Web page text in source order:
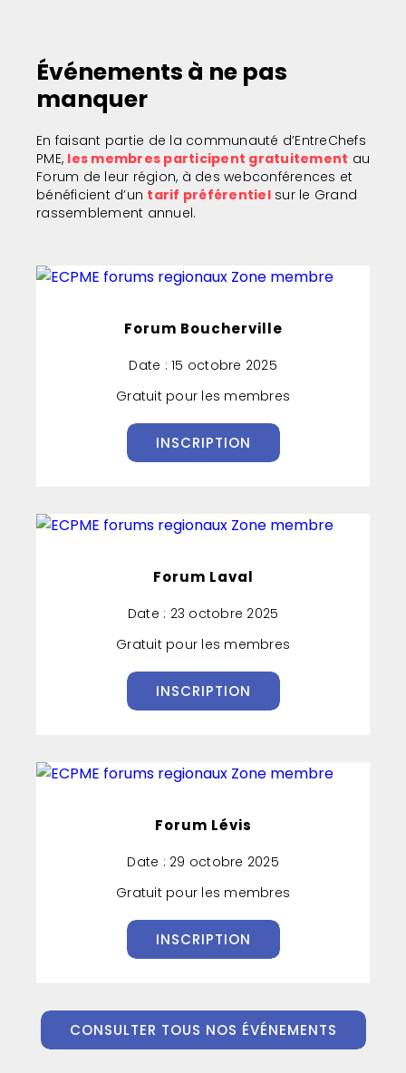
Événements à ne pas
manquer
En faisant partie de la communauté d’EntreChefs
PME, les membres participent gratuitement au
Forum de leur région, à des webconférences et
bénéficient d’un tarif préférentielsur le Grand
rassemblement annuel.
Forum Boucherville
Date : 15 octobre 2025
Gratuit pour les membres
INSCRIPTION
Forum Laval
Date : 23 octobre 2025
Gratuit pour les membres
INSCRIPTION
Forum Lévis
Date : 29 octobre 2025
Gratuit pour les membres
INSCRIPTION
CONSULTER TOUS NOS ÉVÉNEMENTS